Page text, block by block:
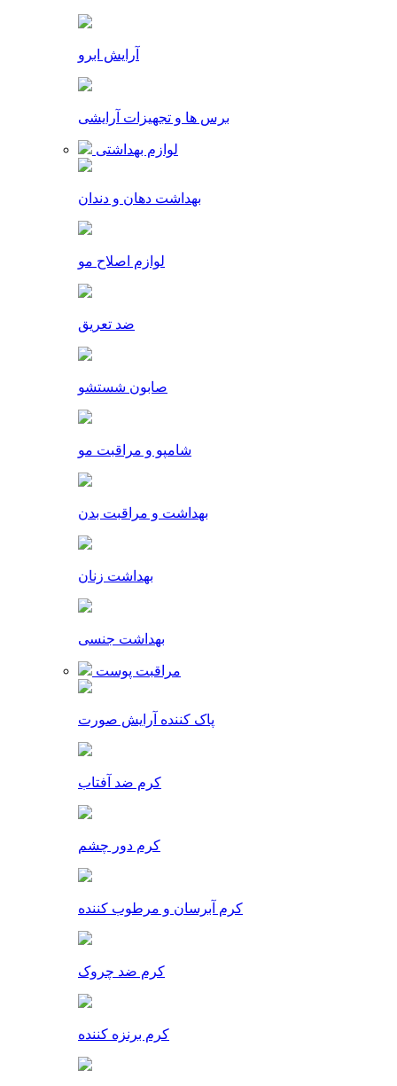
آرایش ابرو
برس ها و تجهیزات آرایشی
لوازم بهداشتی
بهداشت دهان و دندان
لوازم اصلاح مو
ضد تعریق
صابون شستشو
شامپو و مراقبت مو
بهداشت و مراقبت بدن
بهداشت زنان
بهداشت جنسی
مراقبت پوست
پاک کننده آرایش صورت
کرم ضد آفتاب
کرم دور چشم
کرم آبرسان و مرطوب کننده
کرم ضد چروک
کرم برنزه کننده